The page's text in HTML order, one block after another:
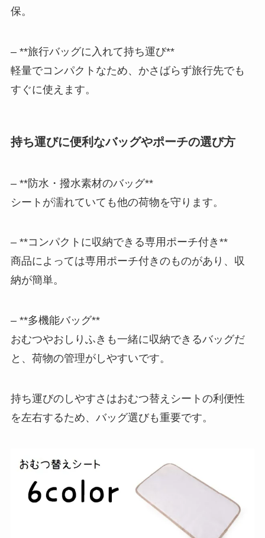
保。
– **旅行バッグに入れて持ち運び**
軽量でコンパクトなため、かさばらず旅行先でも
すぐに使えます。
持ち運びに便利なバッグやポーチの選び方
– **防水・撥水素材のバッグ**
シートが濡れていても他の荷物を守ります。
– **コンパクトに収納できる専用ポーチ付き**
商品によっては専用ポーチ付きのものがあり、収
納が簡単。
– **多機能バッグ**
おむつやおしりふきも一緒に収納できるバッグだ
と、荷物の管理がしやすいです。
持ち運びのしやすさはおむつ替えシートの利便性
を左右するため、バッグ選びも重要です。